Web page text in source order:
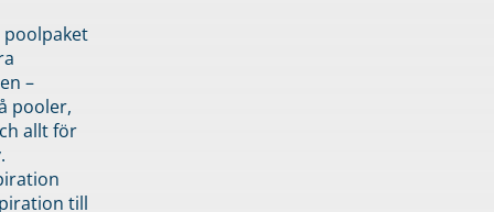
–
pooler,
allt för
till